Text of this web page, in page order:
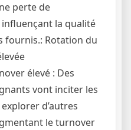
perte de
la qualité
fournis.: Rotation du
élevé : Des
vont inciter les
d’autres
le turnover